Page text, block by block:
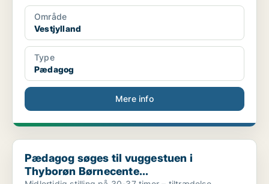
Område
Vestjylland
Type
Pædagog
Mere info
Pædagog søges til vuggestuen i Thyborøn Børnecente...
Pædagog søges til vuggestuen i
Thyborøn Børnecente...